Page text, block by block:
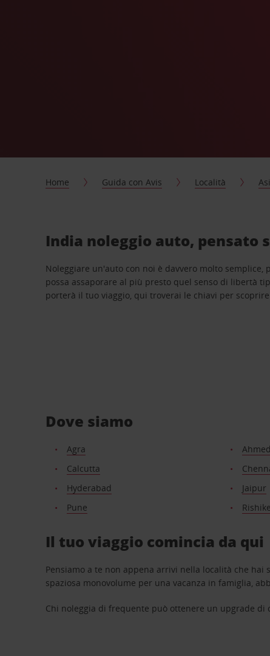
Home Guida con Avis Località
India noleggio auto, pensato
Noleggiare un'auto con noi è davvero molto semplice,
possa assaporare al più presto quel senso di libertà
porterà il tuo viaggio, qui troverai le chiavi per
Dove siamo
Agra
Calcutta
Hyderabad
Jaipur
Pune
Il tuo viaggio comincia da qui
Pensiamo a te non appena arrivi nella località che
spaziosa monovolume per una vacanza in famiglia,
Chi noleggia di frequente può ottenere un upgrade